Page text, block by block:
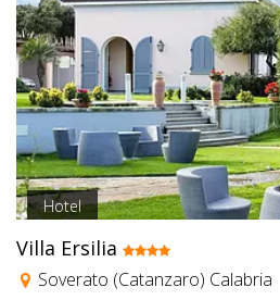
Hotel
Villa Ersilia
Soverato (Catanzaro) Calabria